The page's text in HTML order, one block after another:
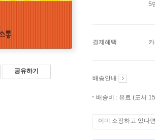
공유하기
5
결제혜택
배송안내
배송비 : 유료 (도서
이미 소장하고 있다